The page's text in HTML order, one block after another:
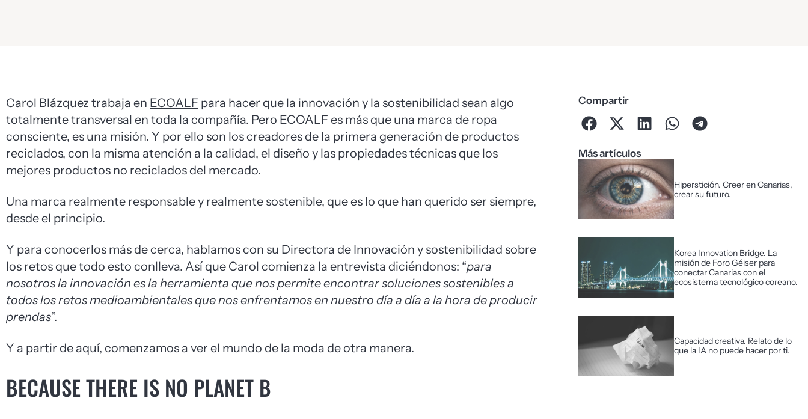
Carol Blázquez trabaja en ECOALF para hacer que la innovación y la sostenibilidad sean algo
totalmente transversal en toda la compañía. Pero ECOALF es más que una marca de ropa
consciente, es una misión. Y por ello son los creadores de la primera generación de productos
reciclados, con la misma atención a la calidad, el diseño y las propiedades técnicas que los
mejores productos no reciclados del mercado.
Una marca realmente responsable y realmente sostenible, que es lo que han querido ser siempre,
desde el principio.
Y para conocerlos más de cerca, hablamos con su Directora de Innovación y sostenibilidad sobre
los retos que todo esto conlleva. Así que Carol comienza la entrevista diciéndonos: “para
nosotros la innovación es la herramienta que nos permite encontrar soluciones sostenibles a
todos los retos medioambientales que nos enfrentamos en nuestro día a día a la hora de producir
prendas”.
Y a partir de aquí, comenzamos a ver el mundo de la moda de otra manera.
BECAUSE THERE IS NO PLANET B
Compartir
Más artículos
Hiperstición. Creer en Canarias,
crear su futuro.
Korea Innovation Bridge. La
misión de Foro Géiser para
conectar Canarias con el
ecosistema tecnológico coreano.
Capacidad creativa. Relato de lo
que la IA no puede hacer por ti.